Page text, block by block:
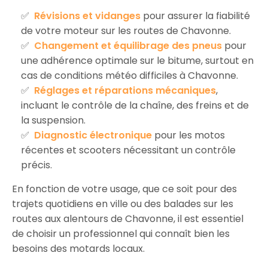
Révisions et vidanges pour assurer la fiabilité
de votre moteur sur les routes de Chavonne.
Changement et équilibrage des pneus pour
une adhérence optimale sur le bitume, surtout en
cas de conditions météo difficiles à Chavonne.
Réglages et réparations mécaniques,
incluant le contrôle de la chaîne, des freins et de
la suspension.
Diagnostic électronique pour les motos
récentes et scooters nécessitant un contrôle
précis.
En fonction de votre usage, que ce soit pour des
trajets quotidiens en ville ou des balades sur les
routes aux alentours de Chavonne, il est essentiel
de choisir un professionnel qui connaît bien les
besoins des motards locaux.